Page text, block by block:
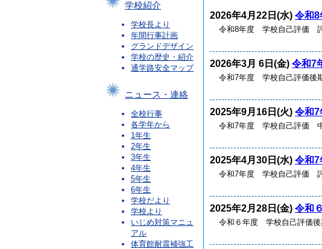
学校紹介
学校長より
年間行事計画
グランドデザイン
学校の歴史・紹介
通学路安全マップ
ニュース・連絡
全校行事
各学年から
1年生
2年生
3年生
4年生
5年生
6年生
学校だより
学校より
いじめ対策マニュ
アル
体育館耐震補強工
2026年4月22日(水) 令和
令和8年度 学校自己評価
2026年3月 6日(金) 令和7
令和7年度 学校自己評価後
2025年9月16日(火) 令和
令和7年度 学校自己評価 中
2025年4月30日(水) 令和
令和7年度 学校自己評価 評
2025年2月28日(金) 令和
令和６年度 学校自己評価後